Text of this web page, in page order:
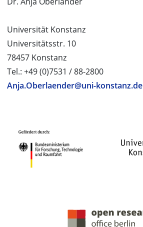
Universität Konstanz
Universitätsstr. 10
78457 Konstanz
Tel.: +49 (0)7531 / 88-2800
Anja.Oberlaender@uni-konstanz.de